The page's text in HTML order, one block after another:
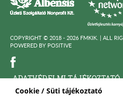
Cookie / Süti tájékoztató
COPYRIGHT © 2018 - 2026 FMKIK. | ALL
POWERED BY POSITIVE
ADATVÉDELMI TÁJÉKOZTATÓ